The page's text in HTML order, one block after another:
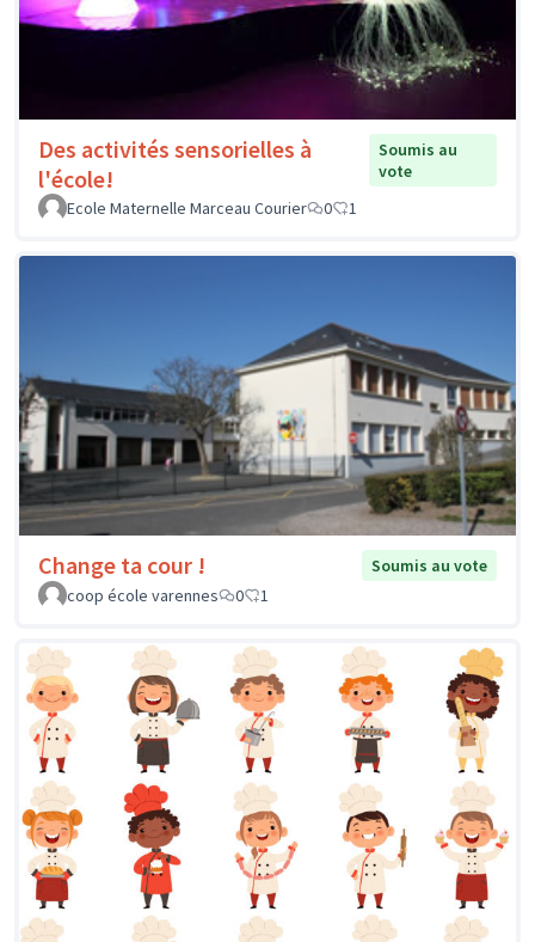
Des activités sensorielles à
l'école!
Soumis au
vote
Ecole Maternelle Marceau Courier
0 1
Change ta cour !
Soumis au vote
coop école varennes
0 1